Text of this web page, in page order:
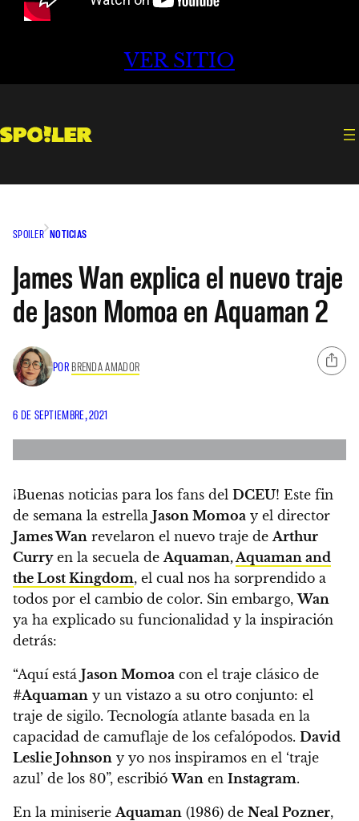
VER SITIO
SPOILER NOTICIAS
James Wan explica el nuevo traje
de Jason Momoa en Aquaman 2
POR BRENDA AMADOR
6 DE SEPTIEMBRE, 2021
¡Buenas noticias para los fans del DCEU! Este fin
de semana la estrella Jason Momoa y el director
James Wan revelaron el nuevo traje de Arthur
Curryen la secuela de Aquaman, Aquaman and
the Lost Kingdom, el cual nos ha sorprendido a
todos por el cambio de color. Sin embargo,Wan
ya ha explicado su funcionalidad y la inspiración
detrás:
“Aquí está Jason Momoa con el traje clásico de
#Aquaman y un vistazo a su otro conjunto: el
traje de sigilo. Tecnología atlante basada en la
capacidad de camuflaje de los cefalópodos. David
Leslie Johnson y yo nos inspiramos en el ‘traje
azul’ de los 80”, escribióWan en Instagram.
En la miniserie Aquaman (1986) de Neal Pozner,